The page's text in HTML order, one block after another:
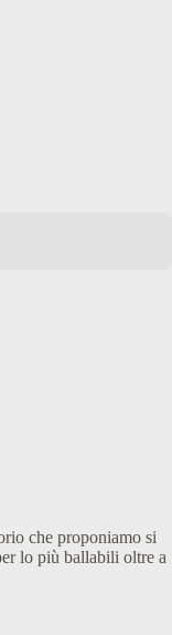
che proponiamo si
lo più ballabili oltre a